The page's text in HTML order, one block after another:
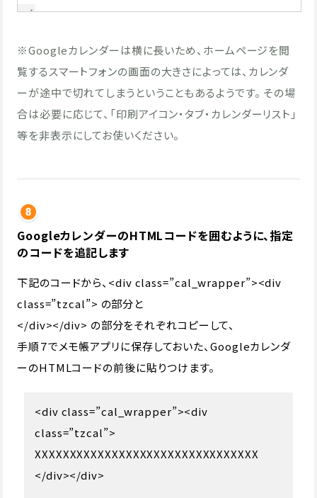
※Googleカレンダーは横に長いため、ホームページを閲
覧するスマートフォンの画面の大きさによっては、カレンダ
ーが途中で切れてしまうということもあるようです。 その場
合は必要に応じて、「印刷アイコン・タブ・カレンダーリスト」
等を非表示にしてお使いください。
GoogleカレンダーのHTMLコードを囲むように、指定
のコードを追記します
下記のコードから、<div class=”cal_wrapper”><div
class=”tzcal”> の部分と
</div></div> の部分をそれぞれコピーして、
手順７でメモ帳アプリに保存しておいた、Googleカレンダ
ーのHTMLコードの前後に貼りつけます。
<div class=”cal_wrapper”><div
class=”tzcal”>
XXXXXXXXXXXXXXXXXXXXXXXXXXXXXXXX
</div></div>